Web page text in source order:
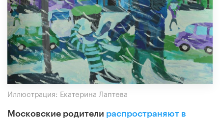
Иллюстрация: Екатерина Лаптева
Московские родители распространяют в